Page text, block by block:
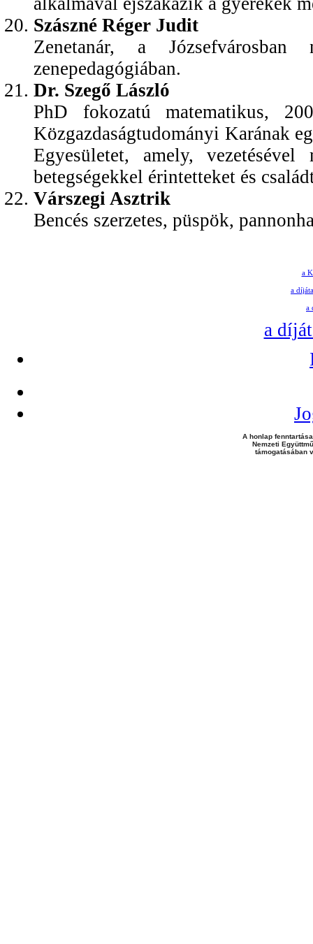
Szászné Réger Judit
Zenetanár, a
zenepedagógiában.
Dr. Szegő László
PhD fokozatú matematikus,
Közgazdaságtudományi Karának
Egyesületet, amely,
betegségekkel érintetteket és
Várszegi Asztrik
Bencés szerzetes, püspök,
a
a
a
a
A honlap
Nemzeti
támogatásában